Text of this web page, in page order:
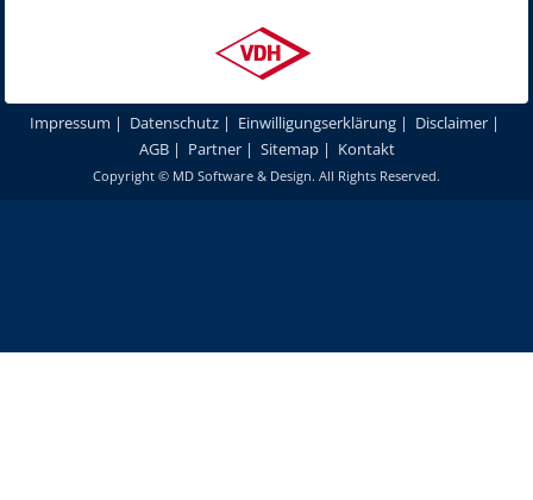
Impressum | Datenschutz | Einwilligungserklärung | Disclaimer |
AGB| Partner| Sitemap| Kontakt
Copyright © MD Software & Design. All Rights Reserved.